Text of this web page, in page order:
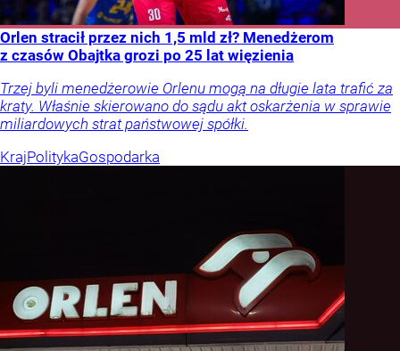
Orlen stracił przez nich 1,5 mld zł? Menedżerom
z czasów Obajtka grozi po 25 lat więzienia
Trzej byli menedżerowie Orlenu mogą na długie lata trafić za
kraty. Właśnie skierowano do sądu akt oskarżenia w sprawie
miliardowych strat państwowej spółki.
KrajPolitykaGospodarka